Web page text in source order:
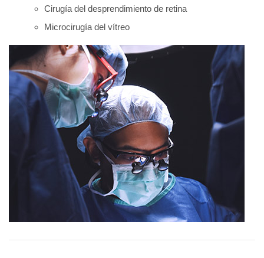
Cirugía del desprendimiento de retina
Microcirugía del vítreo